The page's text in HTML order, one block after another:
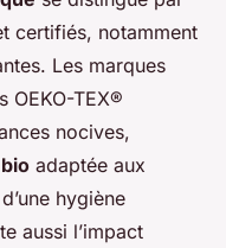
certifiés, notamment
Les marques
OEKO-TEX®
nocives,
adaptée aux
hygiène
aussi l’impact